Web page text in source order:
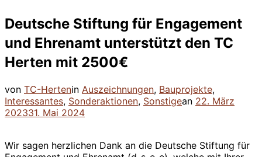
umschalten
Deutsche Stiftung für Engagement
und Ehrenamt unterstützt den TC
Herten mit 2500€
von TC-Hertenin Auszeichnungen, Bauprojekte,
Interessantes, Sonderaktionen, Sonstigean Veröffentlicht
22. März
202331. Mai 2024
Wir sagen herzlichen Dank an die Deutsche Stiftung für